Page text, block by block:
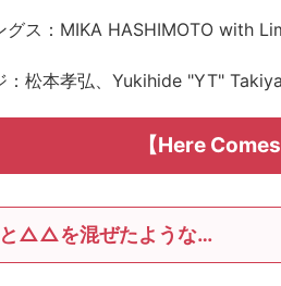
グス：MIKA HASHIMOTO with
：松本孝弘、Yukihide "YT"
【Here
△△を混ぜたような…